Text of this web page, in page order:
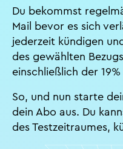
Du bekommst
Mail bevor es sich
jederzeit kündigen
des gewählten
einschließlich der
So, und nun starte
dein Abo aus. Du
des Testzeitraumes,